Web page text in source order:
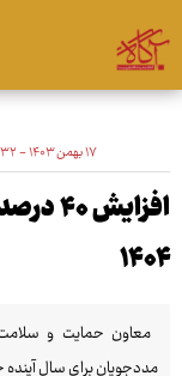
۱۷ بهمن ۱۴۰۳ - ۱۰:۳۲
۱۴۰۴
مددجویان برای سال آینده